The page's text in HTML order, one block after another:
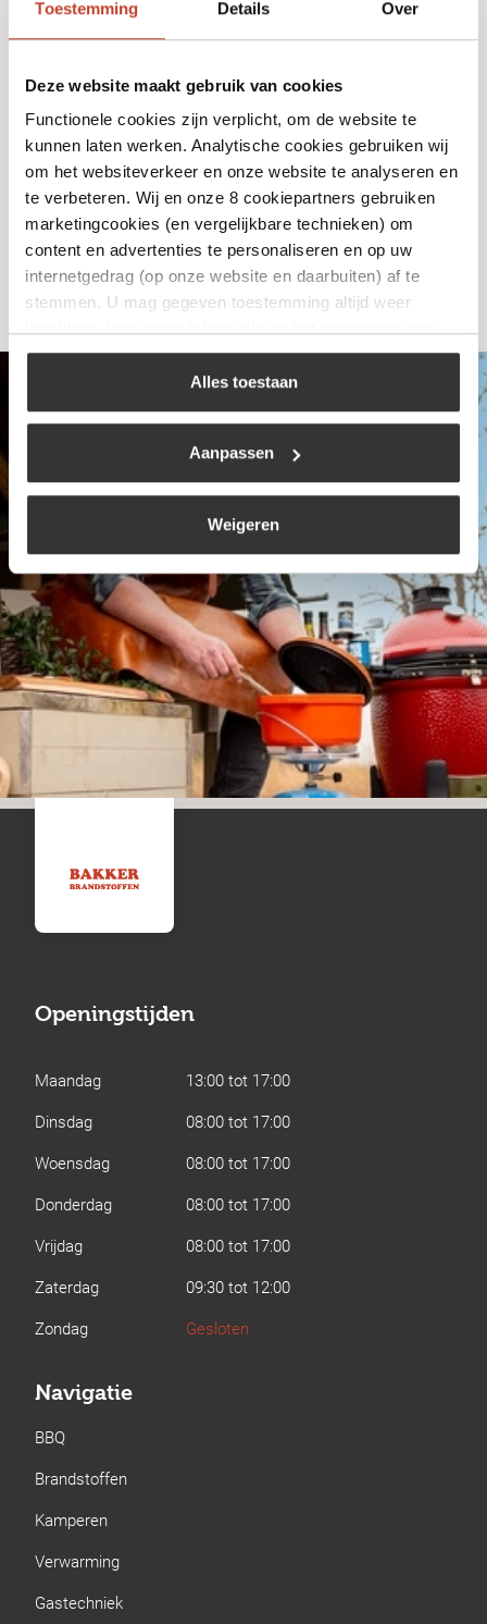
Toestemming Details Over
Deze website maakt gebruik van cookies
Functionele cookies zijn verplicht, om de website te
kunnen laten werken. Analytische cookies gebruiken wij
om het websiteverkeer en onze website te analyseren en
te verbeteren. Wij en onze 8 cookiepartners gebruiken
marketingcookies (en vergelijkbare technieken) om
content en advertenties te personaliseren en op uw
internetgedrag (op onze website en daarbuiten) af te
stemmen. U mag gegeven toestemming altijd weer
uw keuze op onze website verwijzen wij u naar ons
Alles toestaan
Aanpassen
Weigeren
Fiamma plates Pro
€21,99
Bekijk
Openingstijden
Maandag
13:00 tot 17:00
Dinsdag
08:00 tot 17:00
Woensdag
08:00 tot 17:00
Donderdag
08:00 tot 17:00
Vrijdag
08:00 tot 17:00
Zaterdag
09:30 tot 12:00
Zondag
Gesloten
Navigatie
BBQ
Brandstoffen
Kamperen
Verwarming
Gastechniek